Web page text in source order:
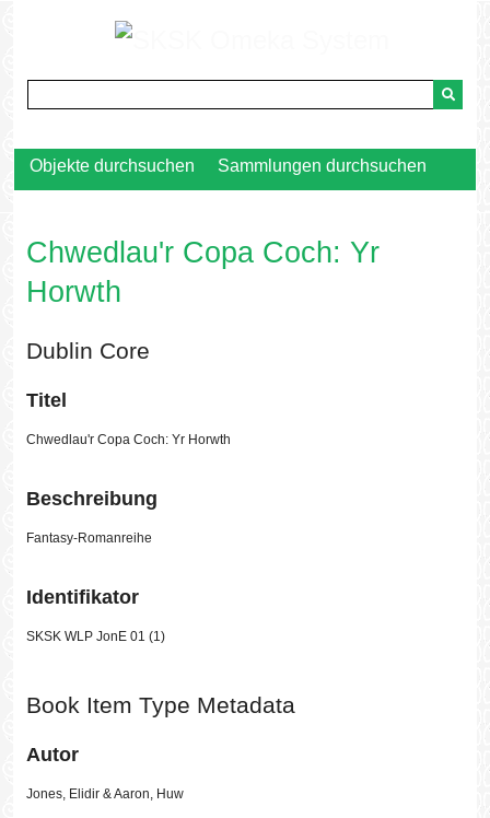
zur
Objekte durchsuchen Sammlungen durchsuchen
Chwedlau'r Copa Coch: Yr
Horwth
Dublin Core
Titel
Chwedlau'r Copa Coch: Yr Horwth
Beschreibung
Fantasy-Romanreihe
Identifikator
SKSK WLP JonE 01 (1)
Book Item Type Metadata
Autor
Jones, Elidir & Aaron, Huw